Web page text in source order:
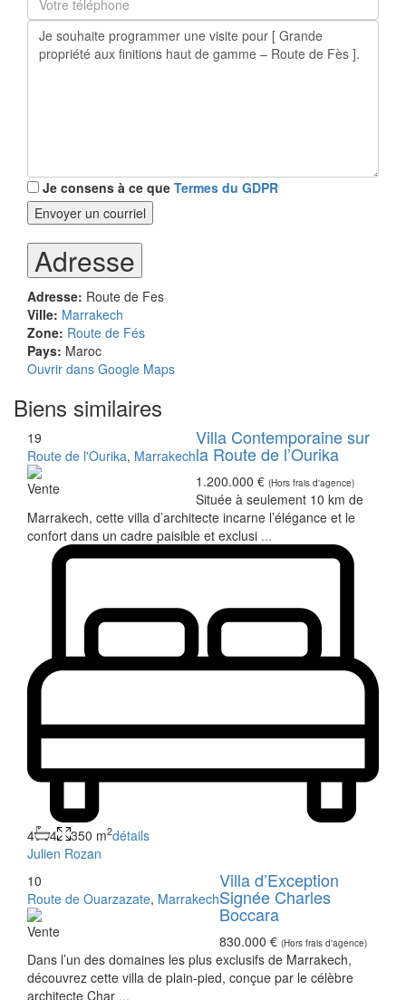
Je consens à ce que Termes du GDPR
Adresse
Adresse: Route de Fes
Ville: Marrakech
Zone: Route de Fés
Pays: Maroc
Ouvrir dans Google Maps
Biens similaires
19
Route de l'Ourika, Marrakech
Vente
Villa Contemporaine sur
la Route de l’Ourika
1.200.000 € (Hors frais d'agence)
Située à seulement 10 km de
Marrakech, cette villa d’architecte incarne l’élégance et le
confort dans un cadre paisible et exclusi ...
4 4 350 m2détails
Julien Rozan
10
Route de Ouarzazate, Marrakech
Vente
Villa d’Exception
Signée Charles
Boccara
830.000 € (Hors frais d'agence)
Dans l’un des domaines les plus exclusifs de Marrakech,
découvrez cette villa de plain-pied, conçue par le célèbre
architecte Char ...